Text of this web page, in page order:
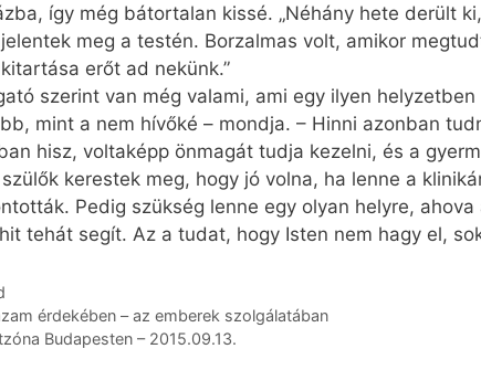
így még bátortalan kissé. „Néhány hete derült
meg a testén. Borzalmas volt, amikor
erőt ad nekünk.”
szerint van még valami, ami egy ilyen
mint a nem hívőké – mondja. – Hinni azonban
hisz, voltaképp önmagát tudja kezelni, és a
kerestek meg, hogy jó volna, ha lenne a
Pedig szükség lenne egy olyan helyre,
tehát segít. Az a tudat, hogy Isten nem hagy el,
érdekében – az emberek szolgálatában
Budapesten – 2015.09.13.